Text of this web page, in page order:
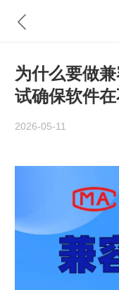
为什么要做
试确保软件
2026-05-11